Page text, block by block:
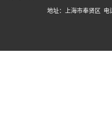
地址：上海市奉贤区